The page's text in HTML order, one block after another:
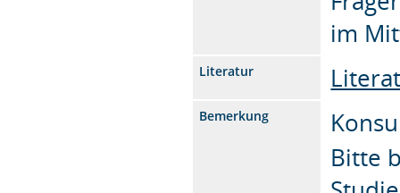
im
Literatur
Bemerkung
Bitte